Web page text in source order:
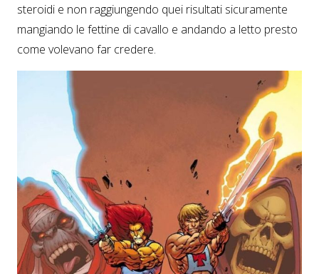
steroidi e non raggiungendo quei risultati sicuramente
mangiando le fettine di cavallo e andando a letto presto
come volevano far credere.